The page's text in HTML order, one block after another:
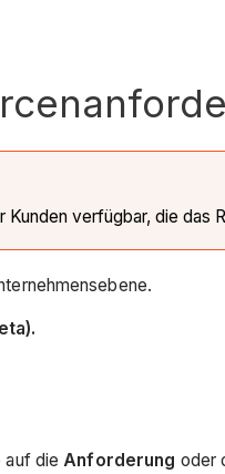
verfügbar, die das
auf dieAnforderung oder